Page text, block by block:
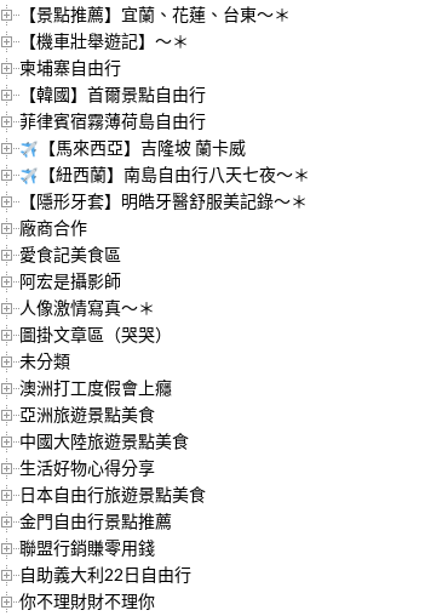
【景點推薦】宜蘭、花蓮、台東～＊
【機車壯舉遊記】～＊
柬埔寨自由行
【韓國】首爾景點自由行
菲律賓宿霧薄荷島自由行
【馬來西亞】吉隆坡 蘭卡威
【紐西蘭】南島自由行八天七夜～＊
【隱形牙套】明皓牙醫舒服美記錄～＊
廠商合作
愛食記美食區
阿宏是攝影師
人像激情寫真～＊
圖掛文章區（哭哭）
未分類
澳洲打工度假會上癮
亞洲旅遊景點美食
中國大陸旅遊景點美食
生活好物心得分享
日本自由行旅遊景點美食
金門自由行景點推薦
聯盟行銷賺零用錢
自助義大利22日自由行
你不理財財不理你